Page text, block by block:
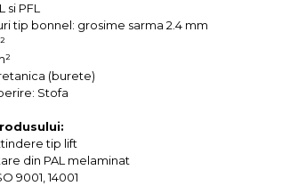
PFL
tip bonnel: grosime sarma 2.4 mm
(burete)
Stofa
tip lift
din PAL melaminat
9001, 14001